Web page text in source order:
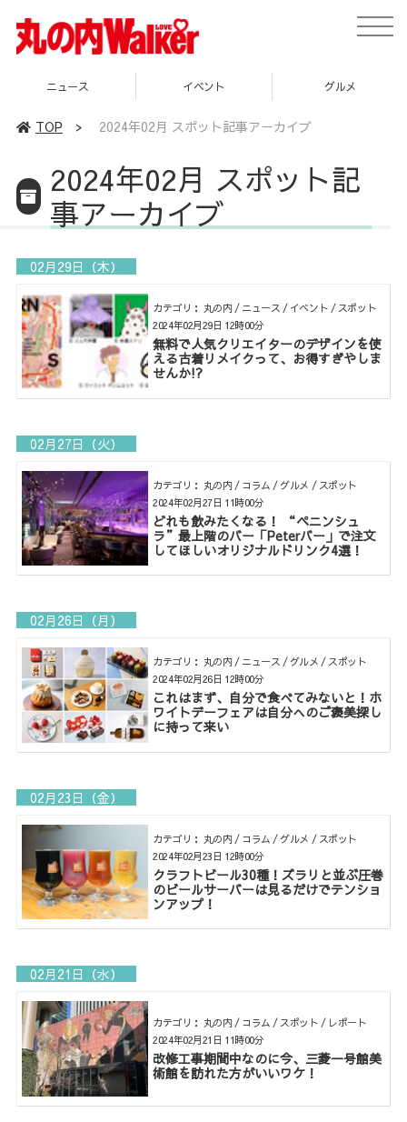
toggle
ニュース イベント グルメ
TOP > 2024年02月 スポット記事アーカイブ
2024年02月 スポット記
事アーカイブ
02月29日（木）
カテゴリ： 丸の内 / ニュース / イベント / スポット
無料で人気クリエイターのデザインを使
える古着リメイクって、お得すぎやしま
せんか!?
2024年02月29日 12時00分
02月27日（火）
カテゴリ： 丸の内 / コラム / グルメ / スポット
どれも飲みたくなる！ “ペニンシュ
ラ”最上階のバー「Peterバー」で注文
してほしいオリジナルドリンク4選！
2024年02月27日 11時00分
02月26日（月）
カテゴリ： 丸の内 / ニュース / グルメ / スポット
これはまず、自分で食べてみないと！ホ
ワイトデーフェアは自分へのご褒美探し
に持って来い
2024年02月26日 12時00分
02月23日（金）
カテゴリ： 丸の内 / コラム / グルメ / スポット
クラフトビール30種！ズラリと並ぶ圧巻
のビールサーバーは見るだけでテンショ
ンアップ！
2024年02月23日 12時00分
02月21日（水）
カテゴリ： 丸の内 / コラム / スポット / レポート
改修工事期間中なのに今、三菱一号館美
術館を訪れた方がいいワケ！
2024年02月21日 11時00分